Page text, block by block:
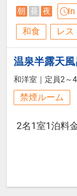
利用時
料金：
※当日
可）
┏┏┏
・玉簾
・箱
・箱根
オープ
グにて
和洋バ
す。
■営業
【お食
ベジ
四季折
席料理
喫。
初めて
ル・
様にお
箱根
中で
とし
朝 昼 夜 In
和食 レス
和洋室 ｜ 定員2～
禁煙ルーム
2名1室1泊料